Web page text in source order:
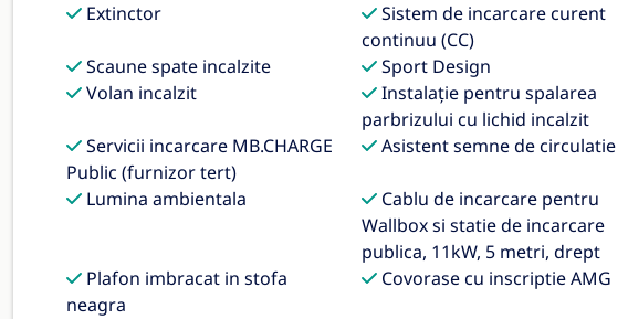
Extinctor
Sistem de incarcare curent
continuu (CC)
Scaune spate incalzite
Sport Design
Volan incalzit
Instalaţie pentru spalarea
parbrizului cu lichid incalzit
Servicii incarcare MB.CHARGE
Public (furnizor tert)
Asistent semne de circulatie
Lumina ambientala
Cablu de incarcare pentru
Wallbox si statie de incarcare
publica, 11kW, 5 metri, drept
Plafon imbracat in stofa
neagra
Covorase cu inscriptie AMG